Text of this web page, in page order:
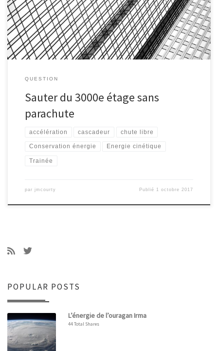
qui stoppe sa chute ?
QUESTION
Sauter du 3000e étage sans
parachute
accélération cascadeur chute libre
Conservation énergie Energie cinétique
Trainée
par jmcourty Publié 1 octobre 2017
POPULAR POSTS
L’énergie de l’ouragan Irma
44 Total Shares